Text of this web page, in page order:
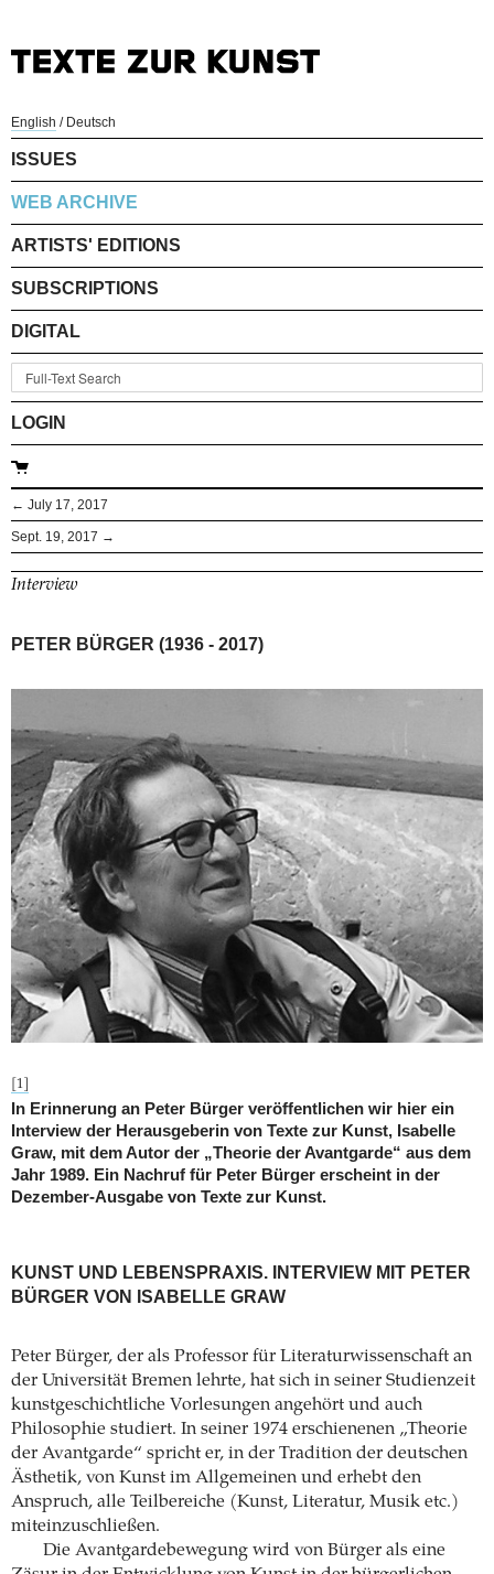
English / Deutsch
ISSUES
WEB ARCHIVE
ARTISTS' EDITIONS
SUBSCRIPTIONS
DIGITAL
LOGIN
← July 17, 2017
Sept. 19, 2017 →
Interview
PETER BÜRGER (1936 - 2017)
[1]
In Erinnerung an Peter Bürger veröffentlichen wir hier ein
Interview der Herausgeberin von Texte zur Kunst, Isabelle
Graw, mit dem Autor der „Theorie der Avantgarde“ aus dem
Jahr 1989. Ein Nachruf für Peter Bürger erscheint in der
Dezember-Ausgabe von Texte zur Kunst.
KUNST UND LEBENSPRAXIS. INTERVIEW MIT PETER
BÜRGER VON ISABELLE GRAW
Peter Bürger, der als Professor für Literaturwissenschaft an
der Universität Bremen lehrte, hat sich in seiner Studienzeit
kunstgeschichtliche Vorlesungen angehört und auch
Philosophie studiert. In seiner 1974 erschienenen „Theorie
der Avantgarde“ spricht er, in der Tradition der deutschen
Ästhetik, von Kunst im Allgemeinen und erhebt den
Anspruch, alle Teilbereiche (Kunst, Literatur, Musik etc.)
miteinzuschließen.
Die Avantgardebewegung wird von Bürger als eine